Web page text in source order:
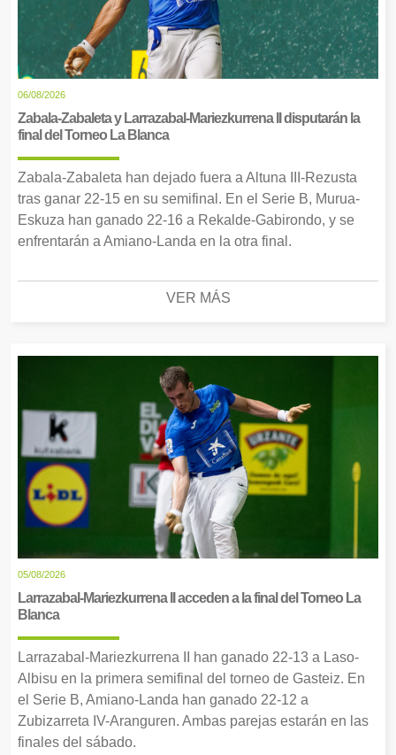
06/08/2026
Zabala-Zabaleta y Larrazabal-Mariezkurrena II disputarán la
final del Torneo La Blanca
Zabala-Zabaleta han dejado fuera a Altuna III-Rezusta
tras ganar 22-15 en su semifinal. En el Serie B, Murua-
Eskuza han ganado 22-16 a Rekalde-Gabirondo, y se
enfrentarán a Amiano-Landa en la otra final.
VER MÁS
05/08/2026
Larrazabal-Mariezkurrena II acceden a la final del Torneo La
Blanca
Larrazabal-Mariezkurrena II han ganado 22-13 a Laso-
Albisu en la primera semifinal del torneo de Gasteiz. En
el Serie B, Amiano-Landa han ganado 22-12 a
Zubizarreta IV-Aranguren. Ambas parejas estarán en las
finales del sábado.